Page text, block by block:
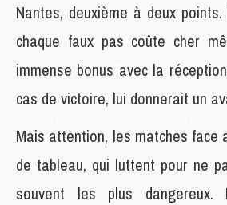
Nantes, deuxième à deux
chaque faux pas coûte cher
immense bonus avec la
cas de victoire, lui donnerait un
Mais attention, les matches face
de tableau, qui luttent pour ne
souvent les plus dangereux.